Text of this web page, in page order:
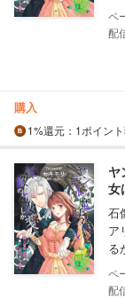
配
購入
1%還元 ：1ポイン
ヤ
女
石
ア
る
配